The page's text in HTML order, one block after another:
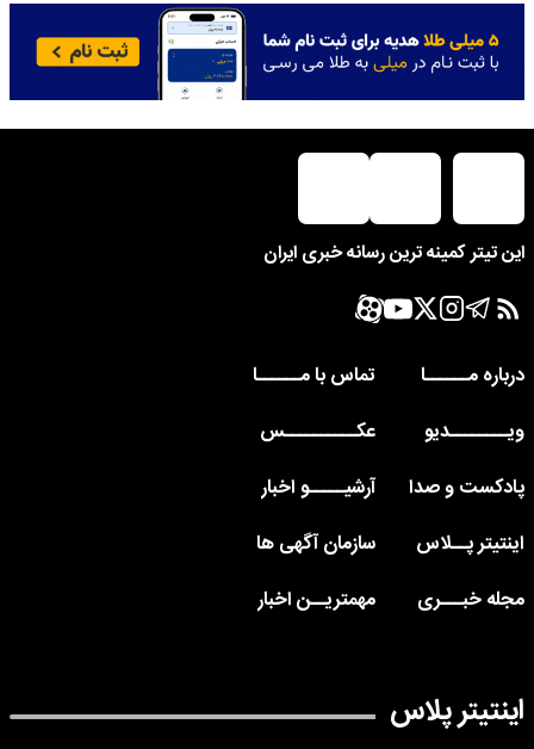
این تیتر کمینه ترین رسانه خبری ایران
درباره مــــــا
تماس با مــــــا
ویــــــــدیو
عکــــــــــس
پادکست و صدا
آرشیـــــو اخبار
اینتیتر پــلاس
سازمان آگهی ها
مجله خبـــری
مهمتریــن اخبار
اینتیتر پلاس